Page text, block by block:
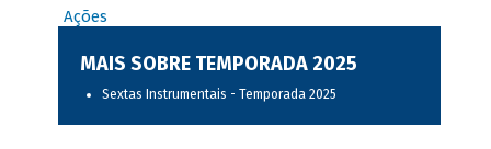
Ações
MAIS SOBRE TEMPORADA 2025
Sextas Instrumentais - Temporada 2025